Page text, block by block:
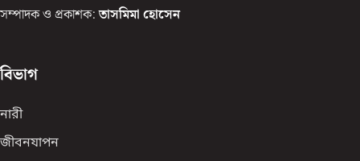
সম্পাদক ও প্রকাশক: তাসমিমা হোসেন
বিভাগ
নারী
জীবনযাপন